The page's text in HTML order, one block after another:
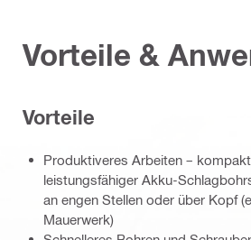
Vorteile &
Vorteile
Produktiveres Arbeiten –
leistungsfähiger Akku-
an engen Stellen oder über Kopf
Mauerwerk)